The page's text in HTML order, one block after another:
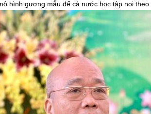
hình gương mẫu để cả nước học tập noi theo.